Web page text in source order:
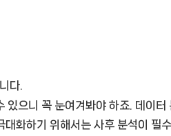
다.
있으니 꼭 눈여겨봐야 하죠. 데이터
화하기 위해서는 사후 분석이 필